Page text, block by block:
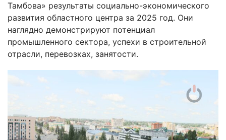
Тамбова» результаты социально-экономического
развития областного центра за 2025 год. Они
наглядно демонстрируют потенциал
промышленного сектора, успехи в строительной
отрасли, перевозках, занятости.